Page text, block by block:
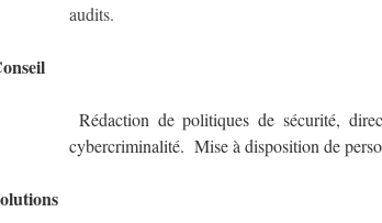
audits.
Rédaction de politiques de sécurité,
cybercriminalité. Mise à disposition de